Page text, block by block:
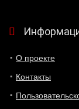
О проекте
Контакты